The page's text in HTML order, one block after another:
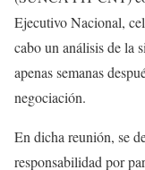
Ejecutivo Nacional,
cabo un análisis de la
apenas semanas
negociación.
En dicha reunión, se
responsabilidad por